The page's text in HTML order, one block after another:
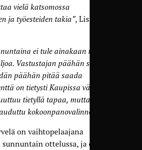
vielä katsomossa
ja työesteiden takia”, Listenmaa
ei tule ainakaan meidän
Vastustajan päähän saa kyllä
päähän pitää saada
on tietysti Kaupissa vähän
tietyllä tapaa, mutta
kokoonpanovalinnoilla.”
on vaihtopelaajana
ottelussa, ja on